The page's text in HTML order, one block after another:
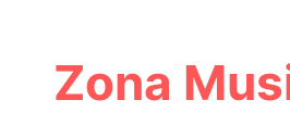
contentZona